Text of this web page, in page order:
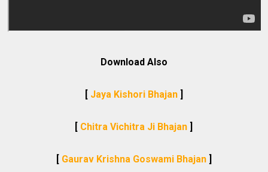
Download Also
[ Jaya Kishori Bhajan]
[ Chitra Vichitra Ji Bhajan ]
[ Gaurav Krishna Goswami Bhajan]